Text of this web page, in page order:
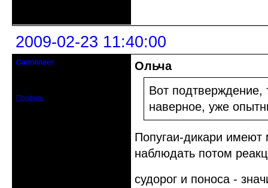
2009-02-23 11:40:00
Cannoneer
Профиль
Ольча
Вот подтверждение,
наверное, уже
Попугаи-дикари имеют
наблюдать потом
судорог и поноса -